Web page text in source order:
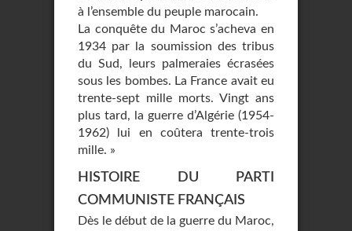
à l’ensemble du peuple marocain.
La conquête du Maroc s’acheva en
1934 par la soumission des tribus
du Sud, leurs palmeraies écrasées
sous les bombes. La France avait eu
trente-sept mille morts. Vingt ans
plus tard, la guerre d’Algérie (1954-
1962) lui en coûtera trente-trois
mille. »
HISTOIRE DU PARTI
COMMUNISTE FRANÇAIS
Dès le début de la guerre du Maroc,